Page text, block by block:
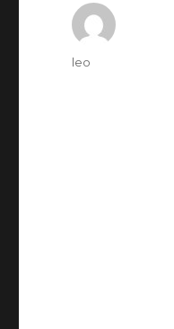
Author
leo